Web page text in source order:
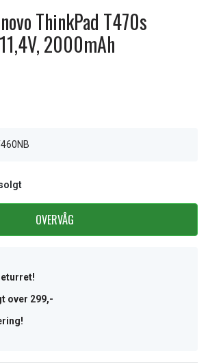
ThinkPad T470s
2000mAh
OVERVÅG
over 299,-